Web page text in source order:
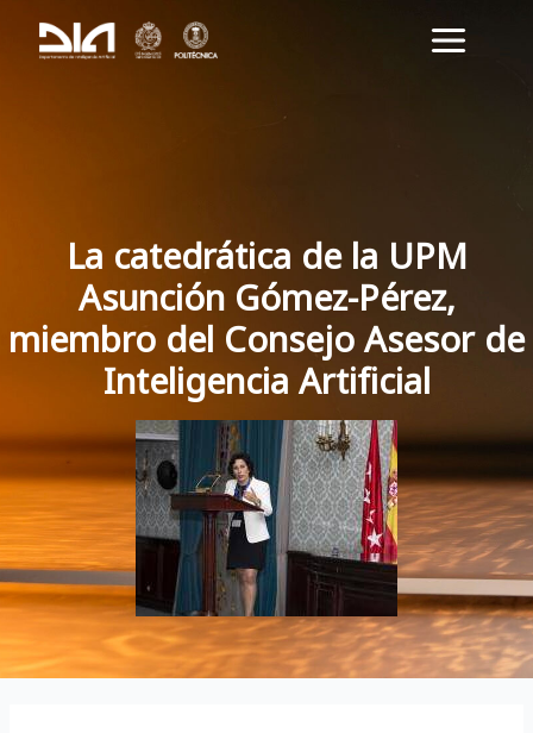
Main
La catedrática de la UPM
Asunción Gómez-Pérez,
miembro del Consejo Asesor de
Inteligencia Artificial